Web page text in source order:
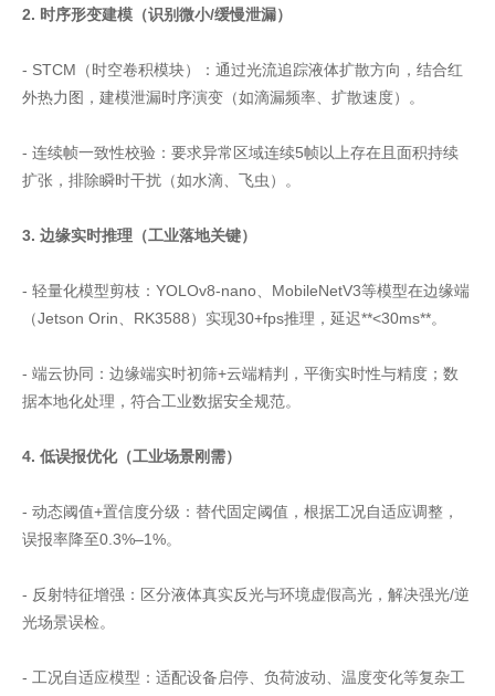
2. 时序形变建模（识别微小/缓慢泄漏）
- STCM（时空卷积模块）：通过光流追踪液体扩散方向，结合红
外热力图，建模泄漏时序演变（如滴漏频率、扩散速度）。
- 连续帧一致性校验：要求异常区域连续5帧以上存在且面积持续
扩张，排除瞬时干扰（如水滴、飞虫）。
3. 边缘实时推理（工业落地关键）
- 轻量化模型剪枝：YOLOv8-nano、MobileNetV3等模型在边缘端
（Jetson Orin、RK3588）实现30+fps推理，延迟**<30ms**。
- 端云协同：边缘端实时初筛+云端精判，平衡实时性与精度；数
据本地化处理，符合工业数据安全规范。
4. 低误报优化（工业场景刚需）
- 动态阈值+置信度分级：替代固定阈值，根据工况自适应调整，
误报率降至0.3%–1%。
- 反射特征增强：区分液体真实反光与环境虚假高光，解决强光/逆
光场景误检。
- 工况自适应模型：适配设备启停、负荷波动、温度变化等复杂工